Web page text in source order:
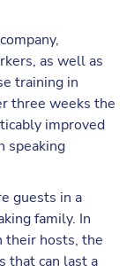
as well as
training in
three weeks the
improved
speaking
guests in a
family. In
their hosts, the
that can last a